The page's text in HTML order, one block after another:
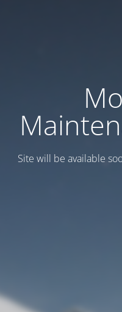
Site will be available